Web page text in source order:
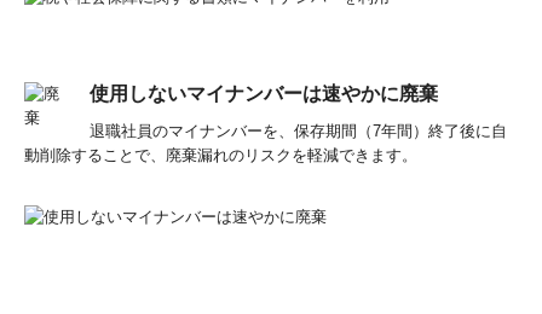
使用しないマイナンバーは速やかに廃棄
退職社員のマイナンバーを、保存期間（7年間）終了後に自
動削除することで、廃棄漏れのリスクを軽減できます。